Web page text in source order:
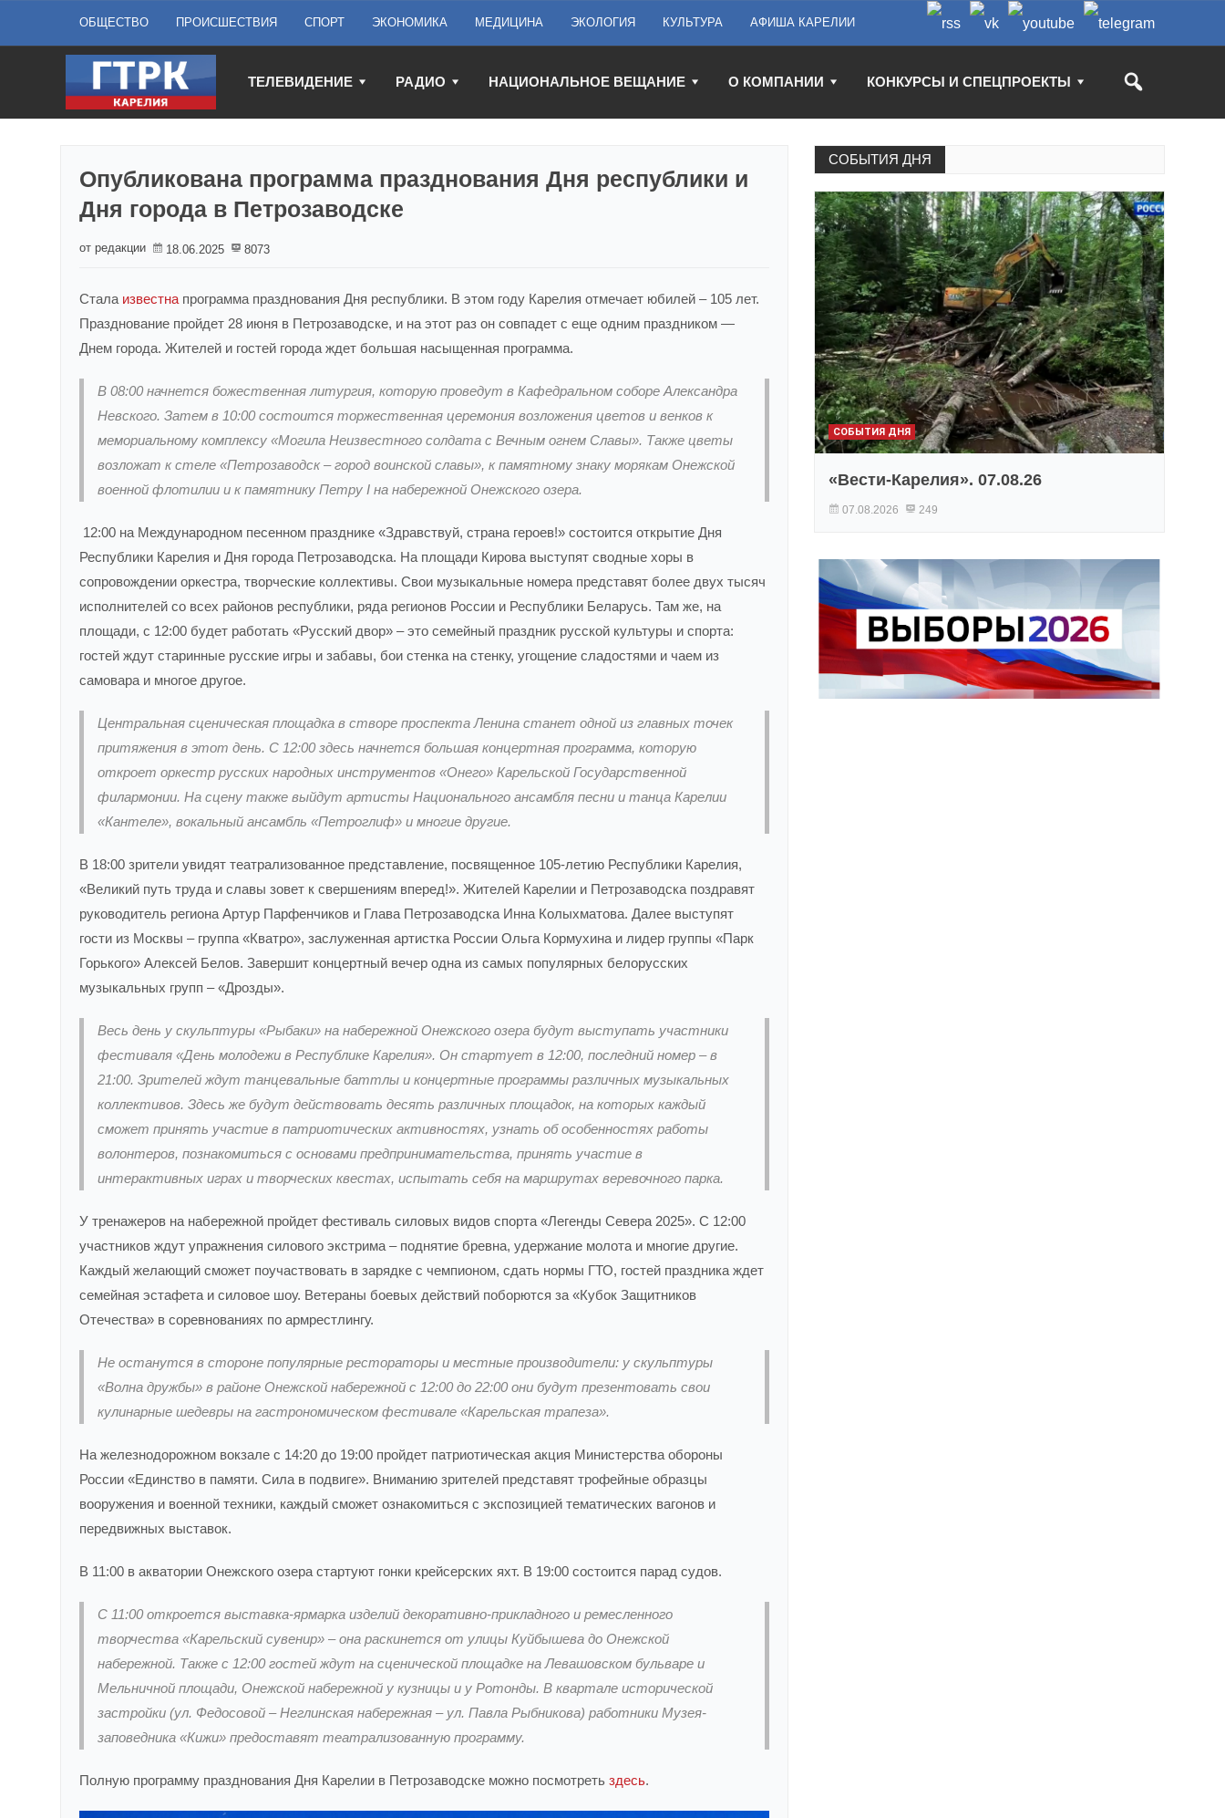
ОБЩЕСТВО ПРОИСШЕСТВИЯ СПОРТ ЭКОНОМИКА МЕДИЦИНА ЭКОЛОГИЯ КУЛЬТУРА АФИША КАРЕЛИИ
ТЕЛЕВИДЕНИЕ РАДИО НАЦИОНАЛЬНОЕ ВЕЩАНИЕ О КОМПАНИИ КОНКУРСЫ И СПЕЦПРОЕКТЫ
Опубликована программа празднования Дня республики и
Дня города в Петрозаводске
от редакции 18.06.2025 8073
Стала известна программа празднования Дня республики. В этом году Карелия отмечает юбилей – 105 лет.
Празднование пройдет 28 июня в Петрозаводске, и на этот раз он совпадет с еще одним праздником —
Днем города. Жителей и гостей города ждет большая насыщенная программа.
В 08:00 начнется божественная литургия, которую проведут в Кафедральном соборе Александра
Невского. Затем в 10:00 состоится торжественная церемония возложения цветов и венков к
мемориальному комплексу «Могила Неизвестного солдата с Вечным огнем Славы». Также цветы
возложат к стеле «Петрозаводск – город воинской славы», к памятному знаку морякам Онежской
военной флотилии и к памятнику Петру I на набережной Онежского озера.
12:00 на Международном песенном празднике «Здравствуй, страна героев!» состоится открытие Дня
Республики Карелия и Дня города Петрозаводска. На площади Кирова выступят сводные хоры в
сопровождении оркестра, творческие коллективы. Свои музыкальные номера представят более двух тысяч
исполнителей со всех районов республики, ряда регионов России и Республики Беларусь. Там же, на
площади, с 12:00 будет работать «Русский двор» – это семейный праздник русской культуры и спорта:
гостей ждут старинные русские игры и забавы, бои стенка на стенку, угощение сладостями и чаем из
самовара и многое другое.
Центральная сценическая площадка в створе проспекта Ленина станет одной из главных точек
притяжения в этот день. С 12:00 здесь начнется большая концертная программа, которую
откроет оркестр русских народных инструментов «Онего» Карельской Государственной
филармонии. На сцену также выйдут артисты Национального ансамбля песни и танца Карелии
«Кантеле», вокальный ансамбль «Петроглиф» и многие другие.
В 18:00 зрители увидят театрализованное представление, посвященное 105-летию Республики Карелия,
«Великий путь труда и славы зовет к свершениям вперед!». Жителей Карелии и Петрозаводска поздравят
руководитель региона Артур Парфенчиков и Глава Петрозаводска Инна Колыхматова. Далее выступят
гости из Москвы – группа «Кватро», заслуженная артистка России Ольга Кормухина и лидер группы «Парк
Горького» Алексей Белов. Завершит концертный вечер одна из самых популярных белорусских
музыкальных групп – «Дрозды».
Весь день у скульптуры «Рыбаки» на набережной Онежского озера будут выступать участники
фестиваля «День молодежи в Республике Карелия». Он стартует в 12:00, последний номер – в
21:00. Зрителей ждут танцевальные баттлы и концертные программы различных музыкальных
коллективов. Здесь же будут действовать десять различных площадок, на которых каждый
сможет принять участие в патриотических активностях, узнать об особенностях работы
волонтеров, познакомиться с основами предпринимательства, принять участие в
интерактивных играх и творческих квестах, испытать себя на маршрутах веревочного парка.
У тренажеров на набережной пройдет фестиваль силовых видов спорта «Легенды Севера 2025». С 12:00
участников ждут упражнения силового экстрима – поднятие бревна, удержание молота и многие другие.
Каждый желающий сможет поучаствовать в зарядке с чемпионом, сдать нормы ГТО, гостей праздника ждет
семейная эстафета и силовое шоу. Ветераны боевых действий поборются за «Кубок Защитников
Отечества» в соревнованиях по армрестлингу.
Не останутся в стороне популярные рестораторы и местные производители: у скульптуры
«Волна дружбы» в районе Онежской набережной с 12:00 до 22:00 они будут презентовать свои
кулинарные шедевры на гастрономическом фестивале «Карельская трапеза».
На железнодорожном вокзале с 14:20 до 19:00 пройдет патриотическая акция Министерства обороны
России «Единство в памяти. Сила в подвиге». Вниманию зрителей представят трофейные образцы
вооружения и военной техники, каждый сможет ознакомиться с экспозицией тематических вагонов и
передвижных выставок.
В 11:00 в акватории Онежского озера стартуют гонки крейсерских яхт. В 19:00 состоится парад судов.
С 11:00 откроется выставка-ярмарка изделий декоративно-прикладного и ремесленного
творчества «Карельский сувенир» – она раскинется от улицы Куйбышева до Онежской
набережной. Также с 12:00 гостей ждут на сценической площадке на Левашовском бульваре и
Мельничной площади, Онежской набережной у кузницы и у Ротонды. В квартале исторической
застройки (ул. Федосовой – Неглинская набережная – ул. Павла Рыбникова) работники Музея-
заповедника «Кижи» предоставят театрализованную программу.
Полную программу празднования Дня Карелии в Петрозаводске можно посмотреть здесь.
СОБЫТИЯ ДНЯ
СОБЫТИЯ ДНЯ
«Вести-Карелия». 07.08.26
07.08.2026 249